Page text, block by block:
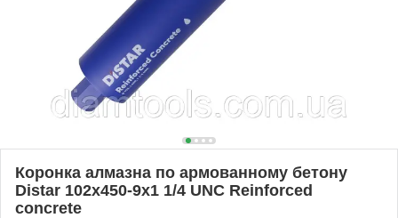
Коронка алмазна по армованному бетону
Distar 102x450-9x1 1/4 UNC Reinforced
concrete